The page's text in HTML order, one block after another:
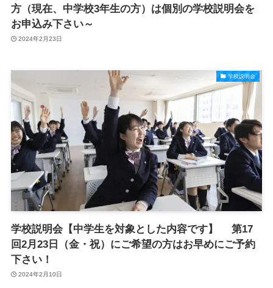
方（現在、中学校3年生の方）は個別の学校説明会を
お申込み下さい～
2024年2月23日
学校説明会
学校説明会【中学生を対象とした内容です】 第17
回2月23日（金・祝）にご希望の方はお早めにご予約
下さい！
2024年2月10日